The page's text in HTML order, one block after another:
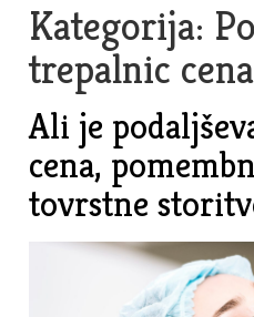
Kategorija:
trepalnic cena
Ali je
cena,
tovrstne